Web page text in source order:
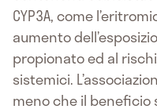
CYP3A, come
aumento
propionato ed al
sistemici.
meno che il beneficio